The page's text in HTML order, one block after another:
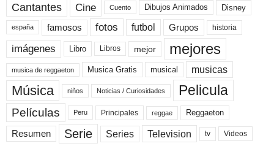
Cantantes Cine Cuento Dibujos Animados Disney
españa famosos fotos futbol Grupos historia
imágenes Libro Libros mejor mejores
musica de reggaeton Musica Gratis musical musicas
Música niños Noticias / Curiosidades Pelicula
Películas Peru Principales reggae Reggaeton
Resumen Serie Series Television tv Videos